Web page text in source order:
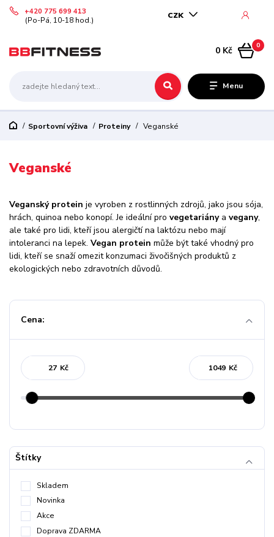
Menu
CZK
+420 775 699 413
(Po-Pá, 10-18 hod.)
0
0 Kč
Sportovní výživa Proteiny Veganské
Veganské
Veganský protein je vyroben z rostlinných zdrojů, jako jsou sója,
hrách, quinoa nebo konopí. Je ideální pro vegetariány a vegany,
ale také pro lidi, kteří jsou alergičtí na laktózu nebo mají
intoleranci na lepek. Vegan protein může být také vhodný pro
lidi, kteří se snaží omezit konzumaci živočišných produktů z
ekologických nebo zdravotních důvodů.
Cena:
Kč Kč
Štítky
Skladem
Novinka
Akce
Doprava ZDARMA